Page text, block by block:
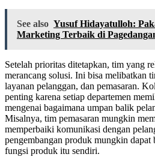
See also Yusuf Hidayatulloh:
Marketing Terbaik di
Setelah prioritas ditetapkan, tim yang
merancang solusi. Ini bisa melibatkan
layanan pelanggan, dan pemasaran.
penting karena setiap departemen
mengenai bagaimana umpan balik
Misalnya, tim pemasaran mungkin
memperbaiki komunikasi dengan
pengembangan produk mungkin
fungsi produk itu sendiri.